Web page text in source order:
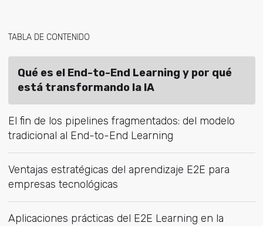
TABLA DE CONTENIDO
Qué es el End-to-End Learning y por qué
está transformando la IA
El fin de los pipelines fragmentados: del modelo
tradicional al End-to-End Learning
Ventajas estratégicas del aprendizaje E2E para
empresas tecnológicas
Aplicaciones prácticas del E2E Learning en la